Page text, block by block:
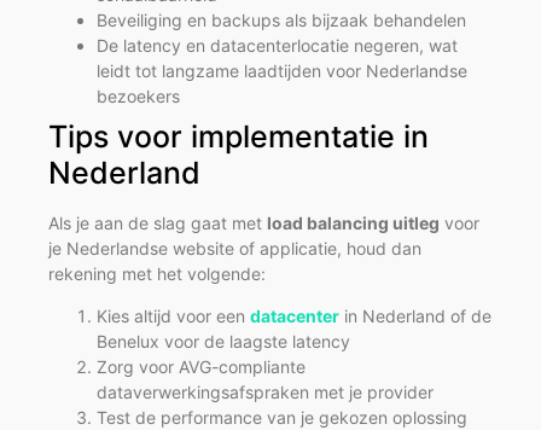
Beveiliging en backups als bijzaak behandelen
De latency en datacenterlocatie negeren, wat
leidt tot langzame laadtijden voor Nederlandse
bezoekers
Tips voor implementatie in
Nederland
Als je aan de slag gaat met load balancing uitleg voor
je Nederlandse website of applicatie, houd dan
rekening met het volgende:
Kies altijd voor een datacenter in Nederland of de
Benelux voor de laagste latency
Zorg voor AVG-compliante
dataverwerkingsafspraken met je provider
Test de performance van je gekozen oplossing